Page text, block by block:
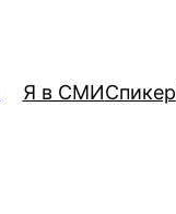
Я в СМИСпикер